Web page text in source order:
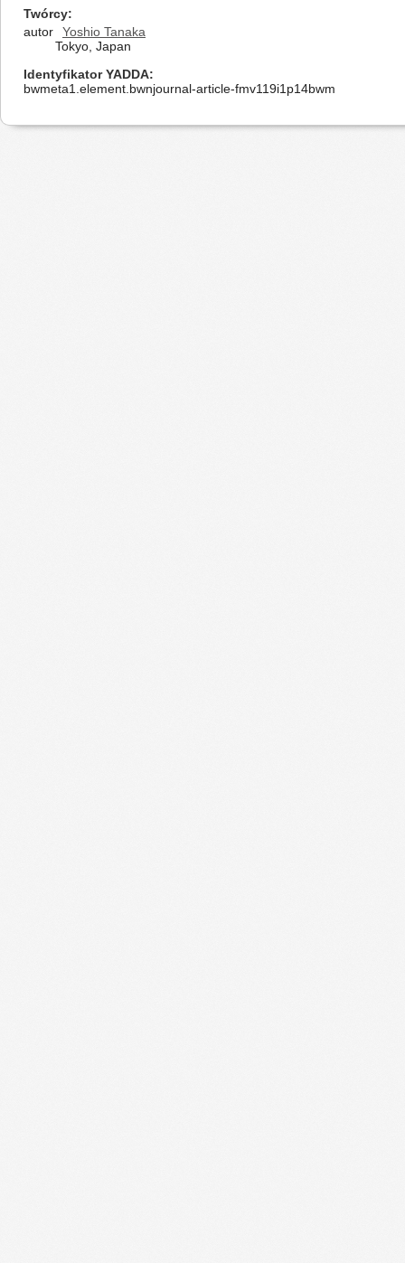
Twórcy
autor
Yoshio Tanaka
Tokyo, Japan
Identyfikator YADDA
bwmeta1.element.bwnjournal-article-fmv119i1p14bwm